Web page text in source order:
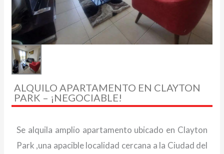
ALQUILO APARTAMENTO EN CLAYTON
PARK – ¡NEGOCIABLE!
Se alquila amplio apartamento ubicado en Clayton
Park ,una apacible localidad cercana a la Ciudad del